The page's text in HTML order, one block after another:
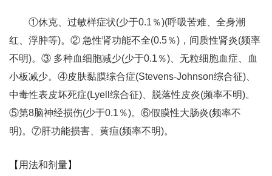
①休克、过敏样症状(少于0.1％)(呼吸苦难、全身潮
红、浮肿等)。② 急性肾功能不全(0.5％)，间质性肾炎(频率
不明)。③ 多种血细胞减少(少于0.1％)、无粒细胞血症、血
小板减少。④皮肤黏膜综合症(Stevens-Johnson综合征)、
中毒性表皮坏死症(Lyell综合征)、脱落性皮炎(频率不明)。
⑤第8脑神经损伤(少于0.1％)。⑥假膜性大肠炎(频率不
明)。⑦肝功能损害、黄疸(频率不明)。
【用法和剂量】